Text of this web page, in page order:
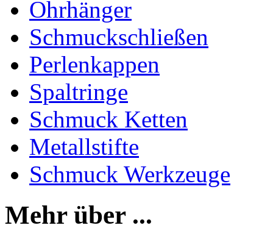
Ohrhänger
Schmuckschließen
Perlenkappen
Spaltringe
Schmuck Ketten
Metallstifte
Schmuck Werkzeuge
Mehr über ...